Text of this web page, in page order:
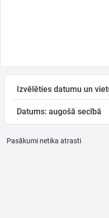
Semināri
Dāvanu
kartes
Izvēlēties datumu un
Datums: augošā secībā
Pasākumi netika atrasti